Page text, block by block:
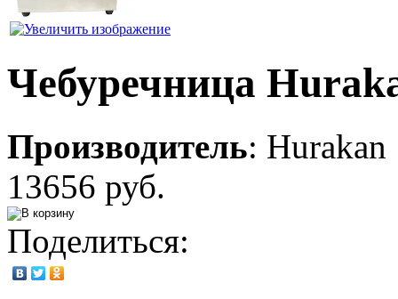
Чебуречница
Производитель: Hurakan
13656 руб.
Поделиться: